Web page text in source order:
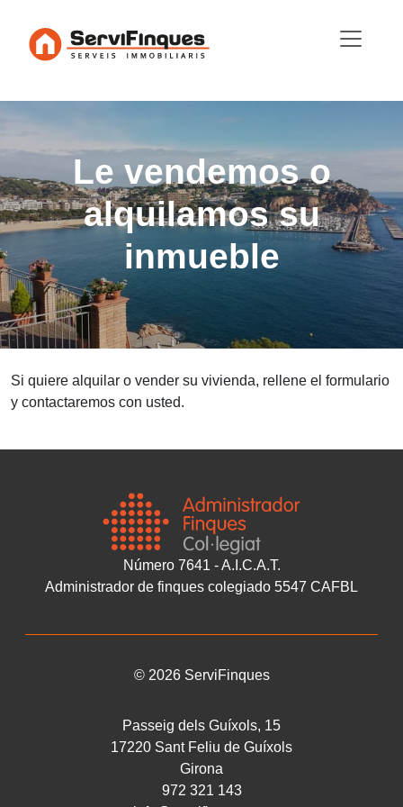
Le vendemos o
alquilamos su
inmueble
Si quiere alquilar o vender su vivienda, rellene el formulario
y contactaremos con usted.
Número 7641 - A.I.C.A.T.
Administrador de finques colegiado 5547 CAFBL
© 2026 ServiFinques
Passeig dels Guíxols, 15
17220 Sant Feliu de Guíxols
Girona
972 321 143